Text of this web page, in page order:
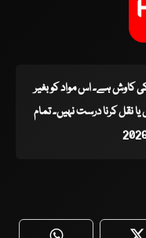
کی کاوش ہے۔ اس مواد کو بغیر
کرنا درست نہیں۔ تمام